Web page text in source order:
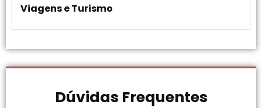
Viagens e Turismo
Dúvidas Frequentes